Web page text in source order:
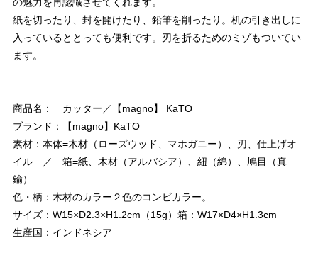
紙を切ったり、封を開けたり、鉛筆を削ったり。机の引き出しに
入っているととっても便利です。刃を折るためのミゾもついてい
ます。
商品名： カッター／【magno】 KaTO
ブランド：【magno】KaTO
素材：本体=木材（ローズウッド、マホガニー）、刃、仕上げオ
イル ／ 箱=紙、木材（アルバシア）、紐（綿）、鳩目（真
鍮）
色・柄：木材のカラー２色のコンビカラー。
サイズ：W15×D2.3×H1.2cm（15g）箱：W17×D4×H1.3cm
生産国：インドネシア